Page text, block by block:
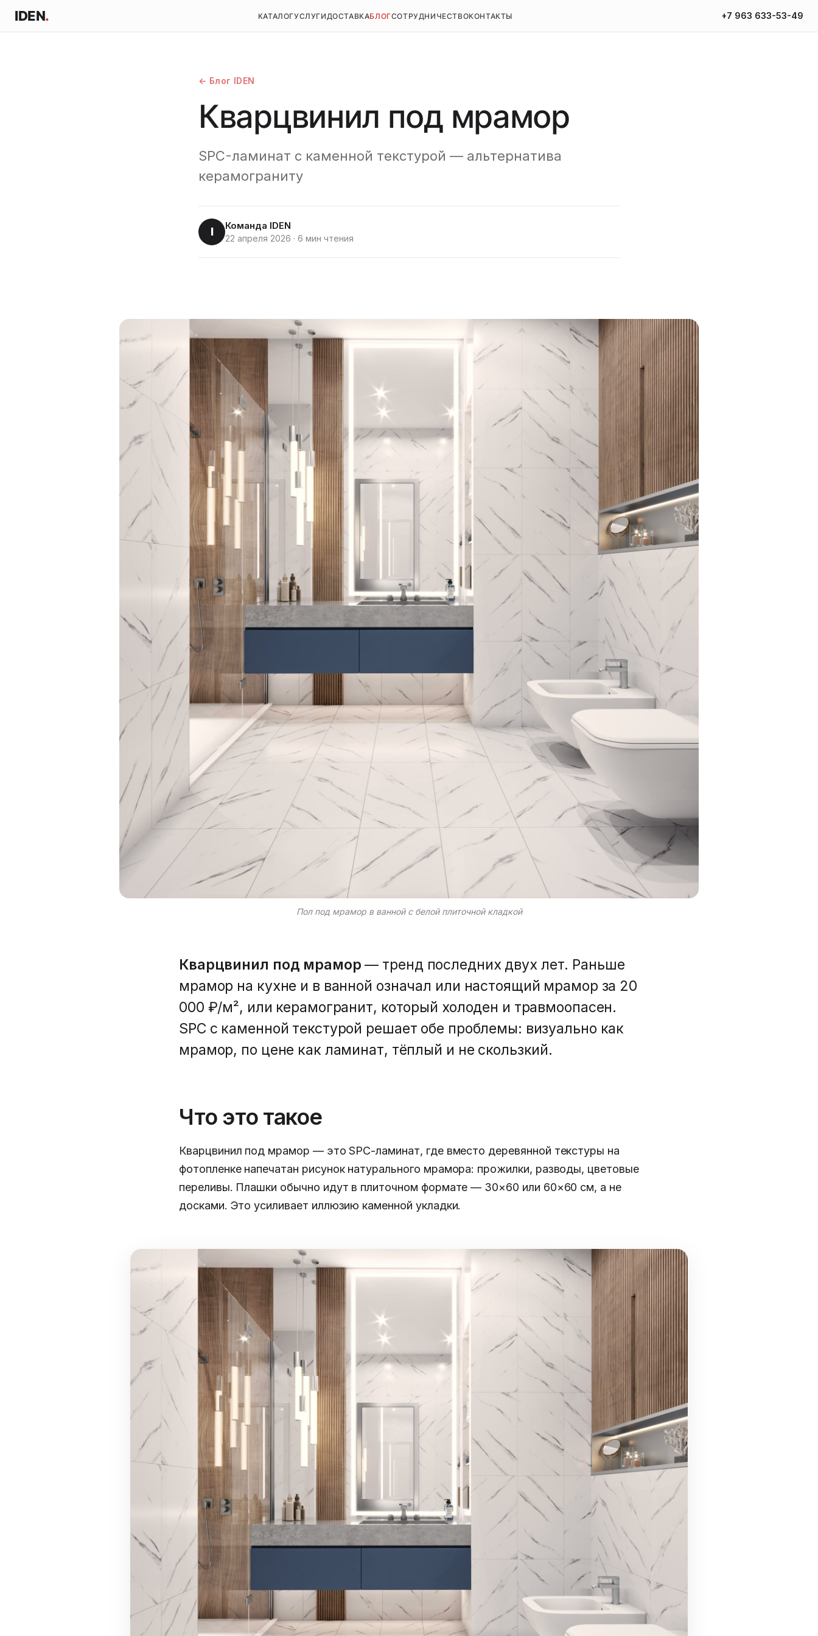
IDEN. КАТАЛОГУСЛУГИ ДОСТАВКАБЛОГСОТРУДНИЧЕСТВОКОНТАКТЫ +7 963 633-53-49
← Блог IDEN
Кварцвинил под мрамор
SPC-ламинат с каменной текстурой — альтернатива
керамограниту
I Команда IDEN
22 апреля 2026 · 6 мин чтения
Пол под мрамор в ванной с белой плиточной кладкой
Кварцвинил под мрамор — тренд последних двух лет. Раньше
мрамор на кухне и в ванной означал или настоящий мрамор за 20
000 ₽/м², или керамогранит, который холоден и травмоопасен.
SPC с каменной текстурой решает обе проблемы: визуально как
мрамор, по цене как ламинат, тёплый и не скользкий.
Что это такое
Кварцвинил под мрамор — это SPC-ламинат, где вместо деревянной текстуры на
фотопленке напечатан рисунок натурального мрамора: прожилки, разводы, цветовые
переливы. Плашки обычно идут в плиточном формате — 30×60 или 60×60 см, а не
досками. Это усиливает иллюзию каменной укладки.